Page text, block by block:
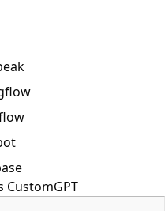
CustomGPT